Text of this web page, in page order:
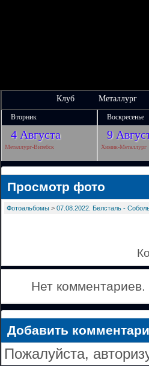
Клуб Металлург
Вторник Воскресенье
4 Августа 9
Металлург-Витебск Химик-Металлург
Просмотр фото
Фотоальбомы > 07.08.2022. Белсталь -
Нет комментариев.
Добавить
Пожалуйста,